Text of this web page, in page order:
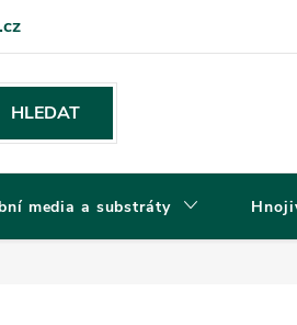
údajů a cookies
HLEDAT
media a substráty